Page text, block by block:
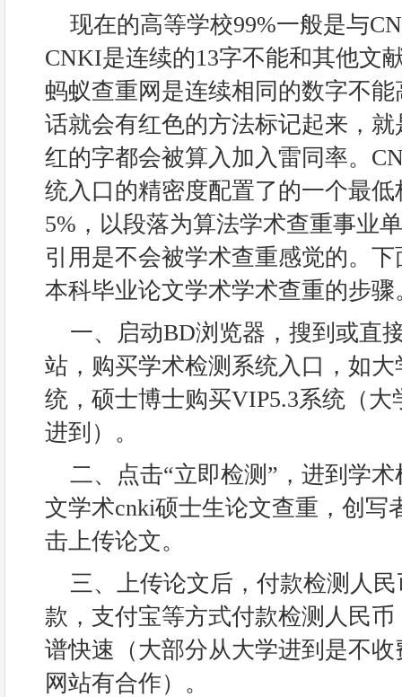
现在的高等学校99%一般是与
CNKI是连续的13字不能和其他文
蚂蚁查重网是连续相同的数字不
话就会有红色的方法标记起来，
红的字都会被算入加入雷同率。
统入口的精密度配置了的一个最
5%，以段落为算法学术查重事业
引用是不会被学术查重感觉的。
本科毕业论文学术学术查重的步骤
一、启动BD浏览器，搜到或直
站，购买学术检测系统入口，如
统，硕士博士购买VIP5.3系统（
进到）。
二、点击“立即检测”，进到学
文学术cnki硕士生论文查重，创写
击上传论文。
三、上传论文后，付款检测人
款，支付宝等方式付款检测人民
谱快速（大部分从大学进到是不
网站有合作）。